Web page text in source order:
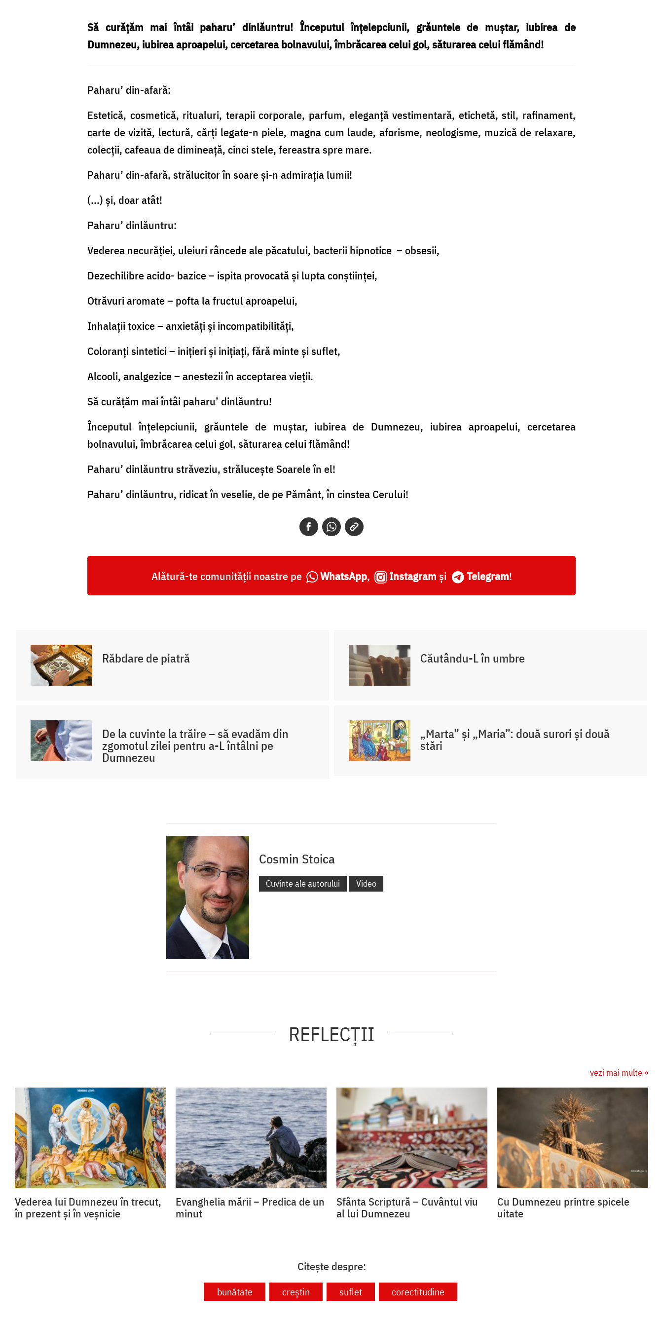
Să curăţăm mai întâi paharu’ dinlăuntru! Începutul înţelepciunii, grăuntele de muştar, iubirea de
Dumnezeu, iubirea aproapelui, cercetarea bolnavului, îmbrăcarea celui gol, săturarea celui flămând!
Paharu’ din-afară:
Estetică, cosmetică, ritualuri, terapii corporale, parfum, eleganţă vestimentară, etichetă, stil, rafinament,
carte de vizită, lectură, cărţi legate-n piele, magna cum laude, aforisme, neologisme, muzică de relaxare,
colecţii, cafeaua de dimineaţă, cinci stele, fereastra spre mare.
Paharu’ din-afară, strălucitor în soare şi-n admiraţia lumii!
(...) şi, doar atât!
Paharu’ dinlăuntru:
Vederea necurăţiei, uleiuri râncede ale păcatului, bacterii hipnotice – obsesii,
Dezechilibre acido- bazice – ispita provocată şi lupta conştiinţei,
Otrăvuri aromate – pofta la fructul aproapelui,
Inhalaţii toxice – anxietăţi şi incompatibilităţi,
Coloranţi sintetici – iniţieri şi iniţiaţi, fără minte şi suflet,
Alcooli, analgezice – anestezii în acceptarea vieţii.
Să curăţăm mai întâi paharu’ dinlăuntru!
Începutul înţelepciunii, grăuntele de muştar, iubirea de Dumnezeu, iubirea aproapelui, cercetarea
bolnavului, îmbrăcarea celui gol, săturarea celui flămând!
Paharu’ dinlăuntru străveziu, străluceşte Soarele în el!
Paharu’ dinlăuntru, ridicat în veselie, de pe Pământ, în cinstea Cerului!
Alătură-te comunității noastre pe WhatsApp, Instagram și Telegram!
Răbdare de piatră Căutându-L în umbre
De la cuvinte la trăire – să evadăm din
zgomotul zilei pentru a-L întâlni pe
Dumnezeu
„Marta” și „Maria”: două surori și două
stări
Cosmin Stoica
Cuvinte ale autorului Video
REFLECȚII
vezi mai multe »
Vederea lui Dumnezeu în trecut,
în prezent și în veșnicie
Evanghelia mării – Predica de un
minut
Sfânta Scriptură – Cuvântul viu
al lui Dumnezeu
Cu Dumnezeu printre spicele
uitate
Citește despre:
bunătate creștin suflet corectitudine